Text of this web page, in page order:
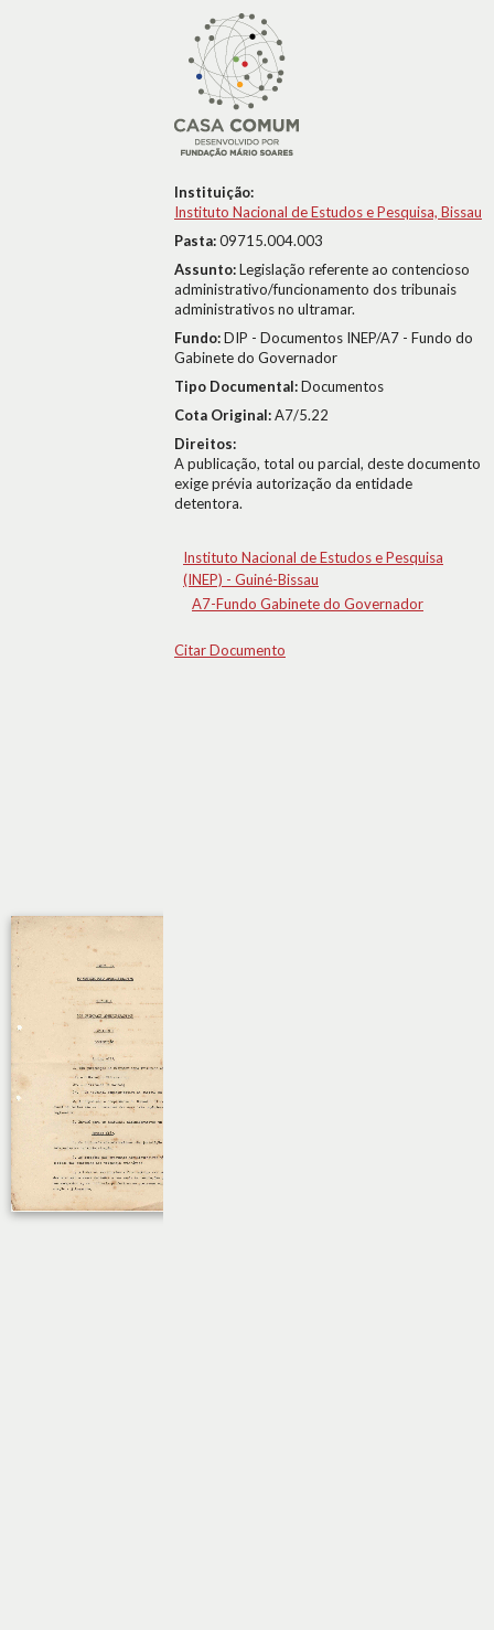
Instituição:
Instituto Nacional de Estudos e Pesquisa, Bissau
Pasta:09715.004.003
Assunto:Legislação referente ao contencioso
administrativo/funcionamento dos tribunais
administrativos no ultramar.
Fundo:DIP - Documentos INEP/A7 - Fundo do
Gabinete do Governador
Tipo Documental:Documentos
Cota Original:A7/5.22
Direitos:
A publicação, total ou parcial, deste documento
exige prévia autorização da entidade
detentora.
Instituto Nacional de Estudos e Pesquisa
(INEP) - Guiné-Bissau
A7-Fundo Gabinete do Governador
Citar Documento